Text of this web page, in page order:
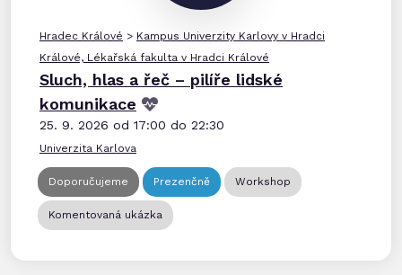
Hradec Králové > Kampus Univerzity Karlovy v Hradci
Králové, Lékařská fakulta v Hradci Králové
Sluch, hlas a řeč – pilíře lidské
komunikace
25. 9. 2026 od 17:00 do 22:30
Univerzita Karlova
Doporučujeme Prezenčně Workshop
Komentovaná ukázka